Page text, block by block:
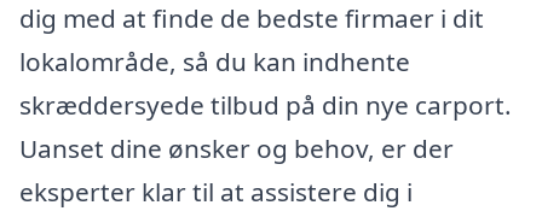
dig med at finde de bedste firmaer i dit
lokalområde, så du kan indhente
skræddersyede tilbud på din nye carport.
Uanset dine ønsker og behov, er der
eksperter klar til at assistere dig i